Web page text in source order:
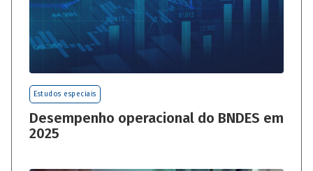
Estudos especiais
Desempenho operacional do BNDES em
2025